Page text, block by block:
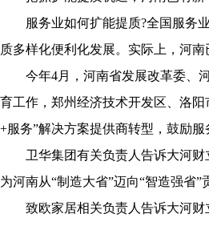
服务业如何扩能提质?全国服务业
质多样化便利化发展。实际上，河
今年4月，河南省发展改革委、河
育工作，郑州经济技术开发区、洛
+服务”解决方案提供商转型，鼓励服
卫华集团有关负责人告诉大河财
为河南从“制造大省”迈向“智造强省”
致欧家居相关负责人告诉大河财